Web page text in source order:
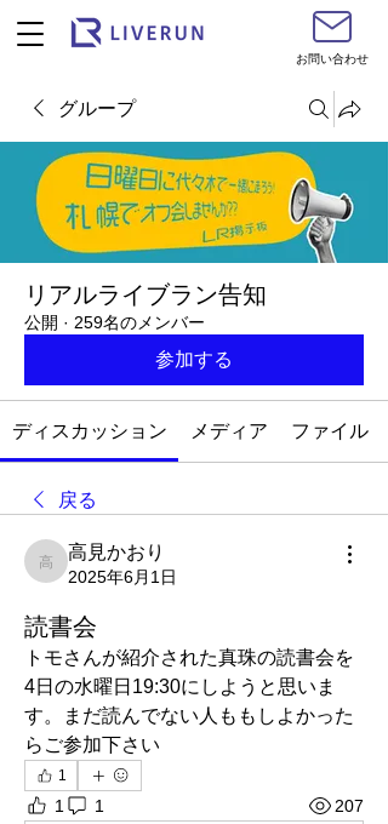
お問い合わせ
グループ
リアルライブラン告知
公開 · 259名のメンバー
参加する
ディスカッション メディア ファイル
戻る
高見かおり
高見かおり
2025年6月1日
読書会
トモさんが紹介された真珠の読書会を
4日の水曜日19:30にしようと思いま
す。まだ読んでない人ももしよかった
らご参加下さい
1
1 1 207